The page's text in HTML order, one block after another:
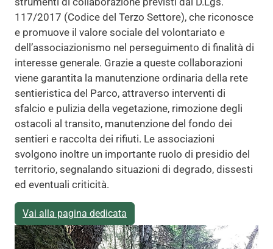
117/2017 (Codice del Terzo Settore), che riconosce
e promuove il valore sociale del volontariato e
dell’associazionismo nel perseguimento di finalità di
interesse generale. Grazie a queste collaborazioni
viene garantita la manutenzione ordinaria della rete
sentieristica del Parco, attraverso interventi di
sfalcio e pulizia della vegetazione, rimozione degli
ostacoli al transito, manutenzione del fondo dei
sentieri e raccolta dei rifiuti. Le associazioni
svolgono inoltre un importante ruolo di presidio del
territorio, segnalando situazioni di degrado, dissesti
ed eventuali criticità.
Vai alla pagina dedicata